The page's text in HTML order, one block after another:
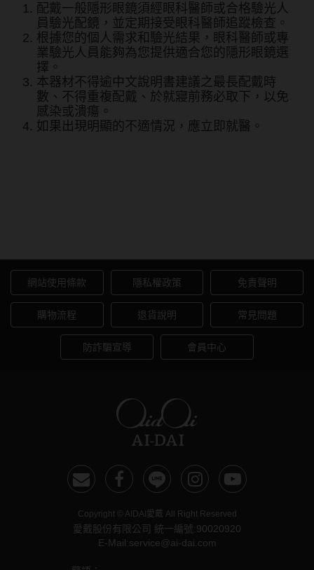
配戴一般隱形眼鏡須經眼科醫師或合格驗光人
員驗光配鏡，並定期接受眼科醫師追蹤檢查。
根據您的個人需求和驗光結果，眼科醫師或專
業驗光人員能夠為您提供適合您的隱形眼鏡選
擇。
本器材不得逾中文說明書建議之最長配戴時
數、不得重複配戴、於就寢前務必取下，以免
感染或潰瘍。
如果出現明顯的不適情況，應立即就醫。
網站使用條款 隱私權政策 免責聲明
購物流程 退貨說明 常見問題
防詐騙宣導 會員中心
Copyright © AIDAI愛戴 All Right Reserved
愛戴股份有限公司 統一編號:90020920
E-Mail:service@ai-dai.com